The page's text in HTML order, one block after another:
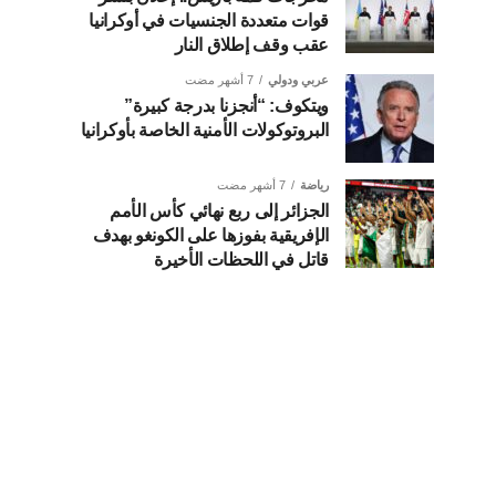
قوات متعددة الجنسيات في أوكرانيا
عقب وقف إطلاق النار
عربي ودولي 7 أشهر مضت
ويتكوف: “أنجزنا بدرجة كبيرة”
البروتوكولات الأمنية الخاصة بأوكرانيا
رياضة 7 أشهر مضت
الجزائر إلى ربع نهائي كأس الأمم
الإفريقية بفوزها على الكونغو بهدف
قاتل في اللحظات الأخيرة